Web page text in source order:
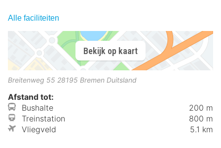
Alle faciliteiten
Bekijk op kaart
Breitenweg 55 28195 Bremen Duitsland
Afstand tot:
Bushalte
200 m
Treinstation
800 m
Vliegveld
5.1 km